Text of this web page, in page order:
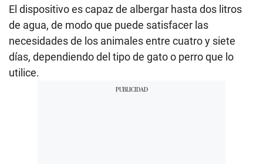
El dispositivo es capaz de albergar hasta dos litros
de agua, de modo que puede satisfacer las
necesidades de los animales entre cuatro y siete
días, dependiendo del tipo de gato o perro que lo
utilice.